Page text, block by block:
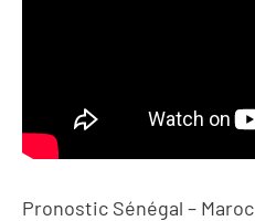
Pronostic Sénégal – Maroc